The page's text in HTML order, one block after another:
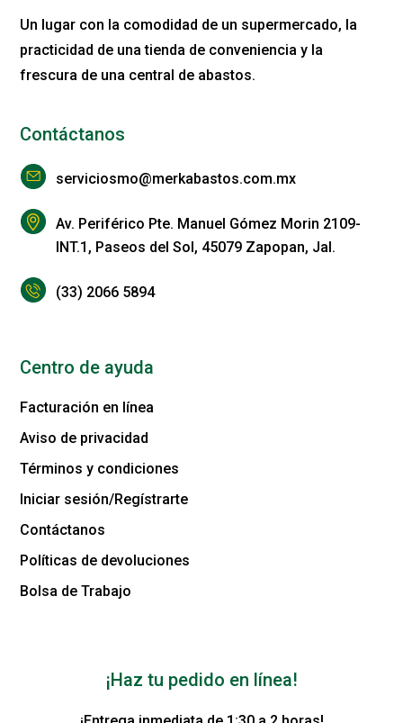
Un lugar con la comodidad de un supermercado, la
practicidad de una tienda de conveniencia y la
frescura de una central de abastos.
Contáctanos
serviciosmo@merkabastos.com.mx
Av. Periférico Pte. Manuel Gómez Morin 2109-
INT.1, Paseos del Sol, 45079 Zapopan, Jal.
(33) 2066 5894
Centro de ayuda
Facturación en línea
Aviso de privacidad
Términos y condiciones
Iniciar sesión/Regístrarte
Contáctanos
Políticas de devoluciones
Bolsa de Trabajo
¡Haz tu pedido en línea!